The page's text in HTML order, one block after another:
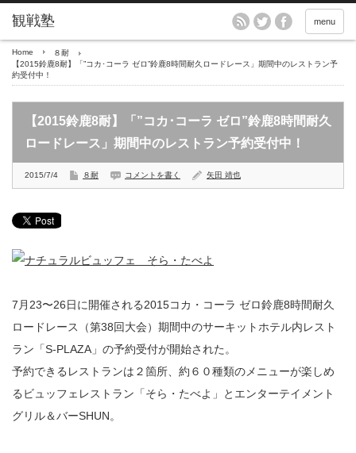
menu
Home
８耐
【2015鈴鹿8耐】「”コカ･コーラ ゼロ”鈴鹿8時間耐久ロードレース」期間中のレストラン予
約受付中！
【2015鈴鹿8耐】「”コカ･コーラ ゼロ”鈴鹿8時間耐久
ロードレース」期間中のレストラン予約受付中！
2015/7/4 ８耐 コメントを書く 矢田 靖也
7月23〜26日に開催される2015コカ・コーラ ゼロ鈴鹿8時間耐久
ロードレース（第38回大会）期間中のサーキットホテル内レスト
ラン「S-PLAZA」の予約受付が開始された。
予約できるレストランは２箇所、約６０種類のメニューが楽しめ
るビュッフェレストラン「そら・たべよ」とエンターテイメント
グリル＆バーSHUN。